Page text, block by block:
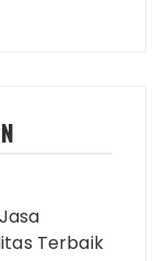
Terbaik